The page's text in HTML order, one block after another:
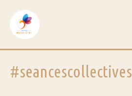
#seancescollectives